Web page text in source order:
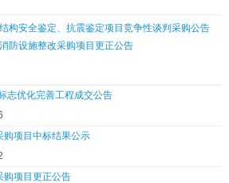
构安全鉴定、抗震鉴定项目竞争性谈判采购公告
防设施整改采购项目更正公告
志优化完善工程成交公告
购项目中标结果公示
购项目更正公告